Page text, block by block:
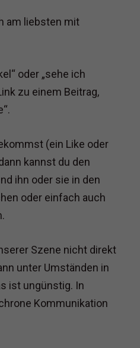
am liebsten mit
oder „sehe ich
zu einem Beitrag,
(ein Like oder
kannst du den
ihn oder sie in den
oder einfach auch
Szene nicht direkt
unter Umständen in
ist ungünstig. In
Kommunikation